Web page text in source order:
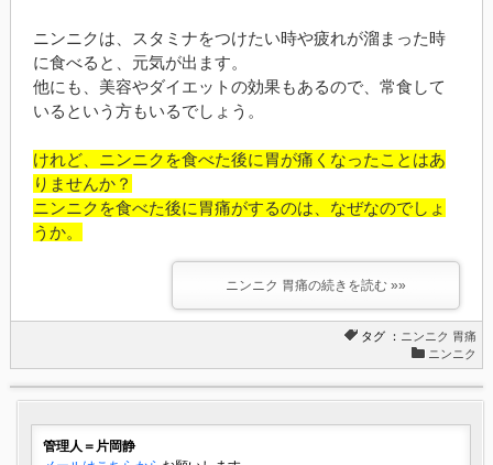
ニンニクは、スタミナをつけたい時や疲れが溜まった時
に食べると、元気が出ます。
他にも、美容やダイエットの効果もあるので、常食して
いるという方もいるでしょう。
けれど、ニンニクを食べた後に胃が痛くなったことはあ
りませんか？
ニンニクを食べた後に胃痛がするのは、なぜなのでしょ
うか。
ニンニク 胃痛の続きを読む »»
タグ ： ニンニク 胃痛
ニンニク
管理人＝片岡静